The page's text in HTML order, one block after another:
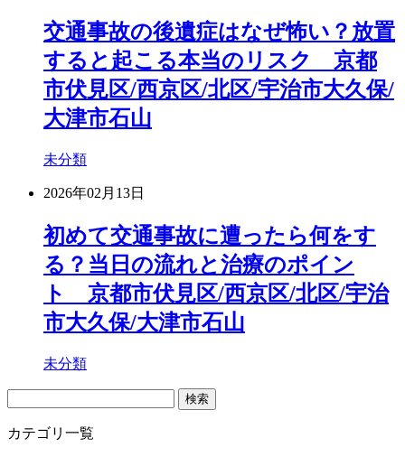
交通事故の後遺症はなぜ怖い？放置
すると起こる本当のリスク 京都
市伏見区/西京区/北区/宇治市大久保/
大津市石山
未分類
2026年02月13日
初めて交通事故に遭ったら何をす
る？当日の流れと治療のポイン
ト 京都市伏見区/西京区/北区/宇治
市大久保/大津市石山
未分類
カテゴリ一覧